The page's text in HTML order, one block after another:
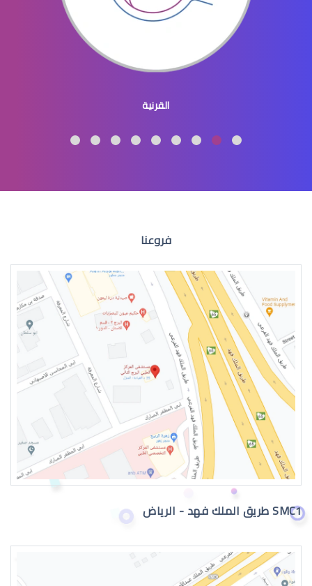
طبيب عيون اطفال
طبيب عيون اطفال في الرياض
دكتور عيون
دكتور عيون واتس اب
القرنية
فروعنا
SMC1 طريق الملك فهد - الرياض